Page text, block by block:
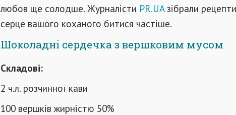
любов ще солодше. Журналісти PR.UAзібрали
серце вашого коханого битися частіше.
Шоколадні сердечка з вершковим мусом
Складові:
2 ч.л. розчинної кави
100 вершків жирністю 50%